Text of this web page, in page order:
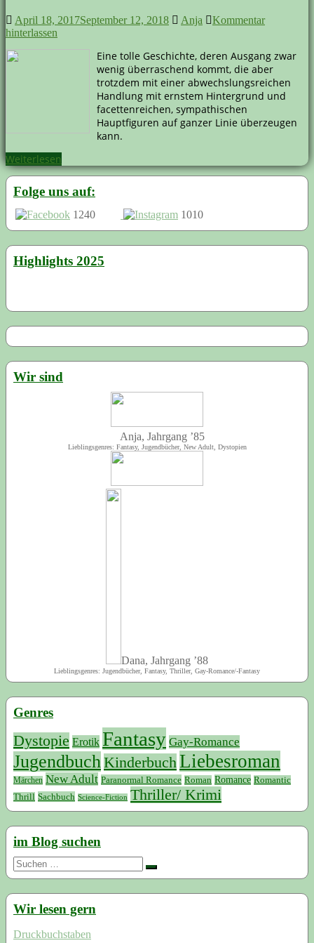
April 18, 2017September 12, 2018 Anja
Kommentar
hinterlassen
Eine tolle Geschichte, deren Ausgang zwar
wenig überraschend kommt, die aber
trotzdem mit einer abwechslungsreichen
Handlung mit ernstem Hintergrund und
facettenreichen, sympathischen
Hauptfiguren auf ganzer Linie überzeugen
kann.
Weiterlesen
Folge uns auf:
1240 1010
Highlights 2025
Wir sind
Anja, Jahrgang ’85
Lieblingsgenres: Fantasy, Jugendbücher, New Adult, Dystopien
Dana, Jahrgang ’88
Lieblingsgenres: Jugendbücher, Fantasy, Thriller, Gay-Romance/-Fantasy
Genres
Dystopie Erotik Fantasy Gay-Romance
JugendbuchKinderbuch Liebesroman
Märchen New Adult Paranormal Romance Roman Romance Romantic
Thrill Sachbuch Science-Fiction Thriller/ Krimi
im Blog suchen
Suchen
nach:
Wir lesen gern
Druckbuchstaben